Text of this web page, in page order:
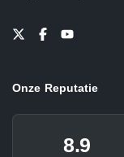
Onze Reputatie
8.9